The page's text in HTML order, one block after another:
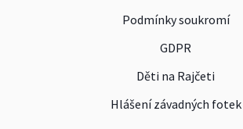
Podmínky soukromí
GDPR
Děti na Rajčeti
Hlášení závadných fotek